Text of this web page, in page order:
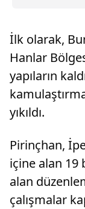
İlk olarak,
Hanlar
yapıların
yıkıldı.
Pirinçhan,
içine alan 19
alan
çalışmalar